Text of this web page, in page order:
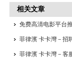
相关文章
免费高清电影平台
源
菲律濱 卡卡灣－招
菲律濱 卡卡灣－客